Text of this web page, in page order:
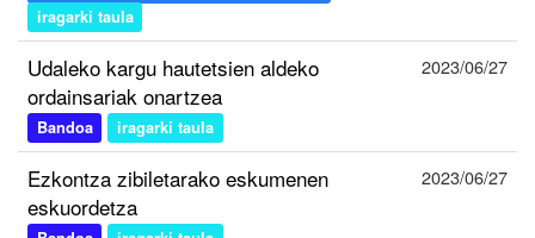
iragarki taula
Udaleko kargu hautetsien aldeko
ordainsariak onartzea
Bandoa iragarki taula
2023/06/27
Ezkontza zibiletarako eskumenen
eskuordetza
2023/06/27